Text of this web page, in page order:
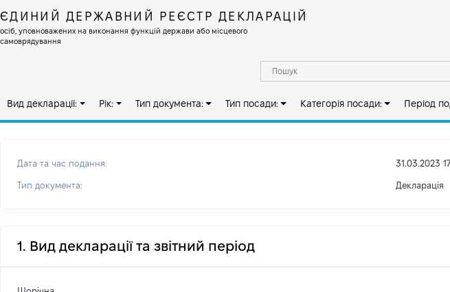
ЄДИНИЙ ДЕРЖАВНИЙ РЕЄСТР ДЕКЛАРАЦІЙ
осіб, уповноважених на виконання функцій держави або місцевого
самоврядування
Вид декларації: Рік: Тип документа: Тип посади: Категорія посади: Період
Дата та час подання: 31.03.2023
Тип документа: Декларація
1. Вид декларації та звітний період